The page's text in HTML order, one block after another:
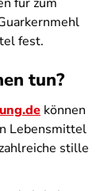
fest.
tun?
können
Lebensmittel
stille